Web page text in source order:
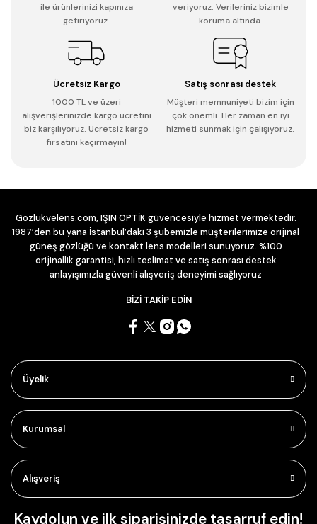
ile ürünlerinizi kapınıza
getiriyoruz.
veriyoruz. Verileriniz bizimle
koruma altında.
Ücretsiz Kargo
1000 TL ve üzeri
alışverişlerinizde kargo ücretini
biz karşılıyoruz. Ücretsiz kargo
fırsatını kaçırmayın!
Satış sonrası destek
Müşteri memnuniyeti bizim için
çok önemli. Her zaman en iyi
hizmeti sunmak için çalışıyoruz.
Gozlukvelens.com, IŞIN OPTİK güvencesiyle hizmet vermektedir.
1987’den bu yana İstanbul’daki 3 şubemizle müşterilerimize orijinal
güneş gözlüğü ve kontakt lens modelleri sunuyoruz. %100
orijinallik garantisi, hızlı teslimat ve satış sonrası destek
anlayışımızla güvenli alışveriş deneyimi sağlıyoruz
BİZİ TAKİP EDİN
Üyelik
Kurumsal
Alışveriş
Kaydolun ve ilk siparişinizde tasarruf edin!